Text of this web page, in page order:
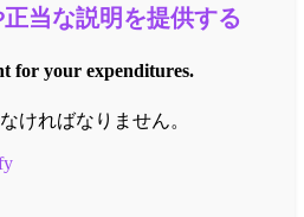
当な説明を提供する
for your expenditures.
ければなりません。